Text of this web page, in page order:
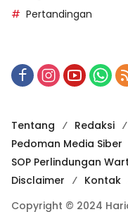
Pertandingan
Tentang Redaksi
Pedoman Media Siber
SOP Perlindungan
Disclaimer
Kontak
Copyright © 2024